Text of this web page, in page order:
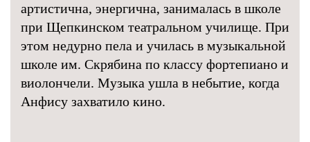
артистична, энергична, занималась в школе
при Щепкинском театральном училище. При
этом недурно пела и училась в музыкальной
школе им. Скрябина по классу фортепиано и
виолончели. Музыка ушла в небытие, когда
Анфису захватило кино.